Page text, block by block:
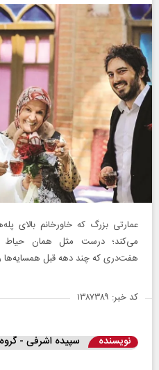
عمارتی بزرگ که خاورخانم بالای
می‌کند؛ درست مثل همان حیاط
هفت‌دری که چند دهه قبل همسایه‌ها
کد خبر: ۱۳۸۷۳۸۹
نویسنده سپیده اشرفی -